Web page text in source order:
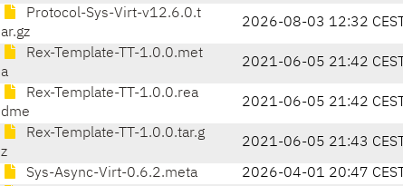
Protocol-Sys-Virt-v12.6.0.t
ar.gz
2026-08-03 12:32 CEST
Rex-Template-TT-1.0.0.met
a
2021-06-05 21:42 CEST
Rex-Template-TT-1.0.0.rea
dme
2021-06-05 21:42 CEST
Rex-Template-TT-1.0.0.tar.g
z
2021-06-05 21:43 CEST
Sys-Async-Virt-0.6.2.meta 2026-04-01 20:47 CEST